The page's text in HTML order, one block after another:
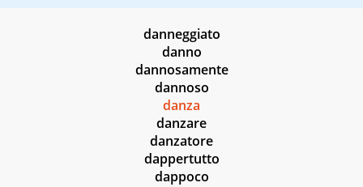
danneggiato
danno
dannosamente
dannoso
danza
danzare
danzatore
dappertutto
dappoco